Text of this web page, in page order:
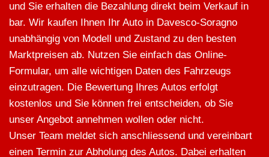
und Sie erhalten die Bezahlung direkt beim Verkauf in
bar. Wir kaufen Ihnen Ihr Auto in Davesco-Soragno
unabhängig von Modell und Zustand zu den besten
Marktpreisen ab. Nutzen Sie einfach das Online-
Formular, um alle wichtigen Daten des Fahrzeugs
einzutragen. Die Bewertung Ihres Autos erfolgt
kostenlos und Sie können frei entscheiden, ob Sie
unser Angebot annehmen wollen oder nicht.
Unser Team meldet sich anschliessend und vereinbart
einen Termin zur Abholung des Autos. Dabei erhalten